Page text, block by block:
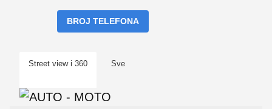
BROJ TELEFONA
Street view i 360 Sve